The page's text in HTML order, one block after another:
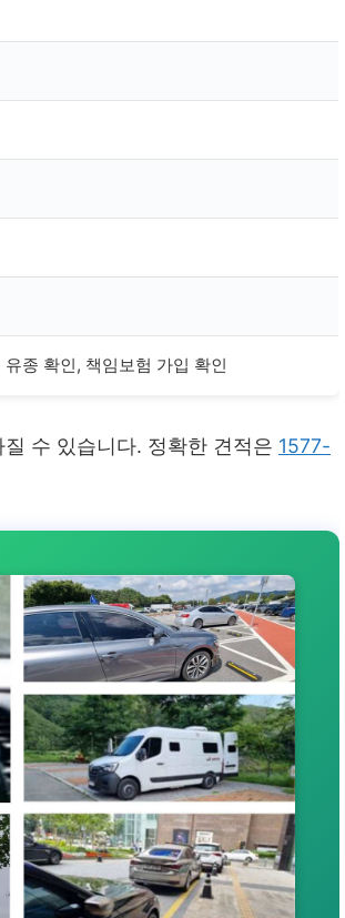
종 확인, 책임보험 가입 확인
수 있습니다. 정확한 견적은 1577-